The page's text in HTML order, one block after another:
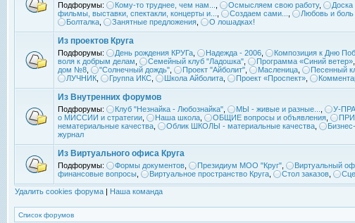
Подфорумы:
Кому-то труднее, чем нам... Осмысляем свою работу, Доска
фильмы, выставки, спектакли, концерты и...
Создаем сами... Любовь и боль
Болталка
Занятные предложения О лошадках!
Из проектов Круга
Подфорумы: День рождения КРУГа Надежда - 2006 Композиция к Дню
воля к добрым делам
Семейный клуб "Ладошка" Программа «Синий ветер»
дом №8
"Солнечный дождь" Проект "Айболит" Масленица Песенный
ЛУЧНИК
Группа ИКС Школа Айболита Проект «Проспект»
Из Внутренних форумов
Подфорумы: Клуб "Незнайка - Любознайка" МЫ - живые и разные... У-
о МИССИИ и стратегии
Наша школа ОБЩИЕ вопросы и объявления
нематериальные качества
Облик ШКОЛЫ - материальные качества
журнал
Из Виртуального офиса Круга
Подфорумы: Формы документов Президиум МОО "Круг" Виртуальный
финансовые вопросы
Виртуальное пространство Круга Стол заказов
Удалить cookies форума | Наша команда
Список форумов